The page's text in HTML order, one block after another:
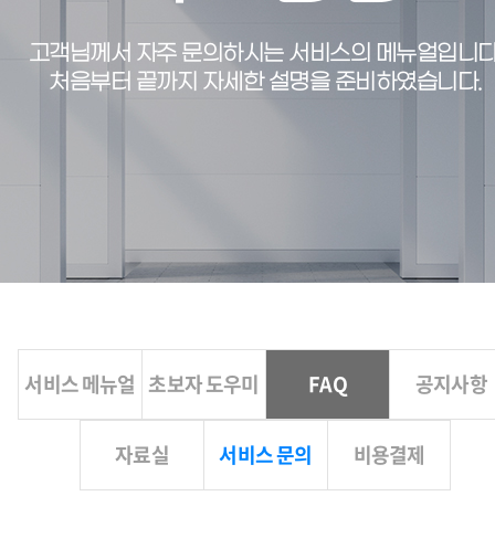
고객님께서 자주 문의하시는 서비스의 메뉴얼입니
처음부터 끝까지 자세한 설명을 준비하였습니다.
서비스 메뉴얼 초보자 도우미 FAQ 공지사항
자료실 서비스 문의 비용결제